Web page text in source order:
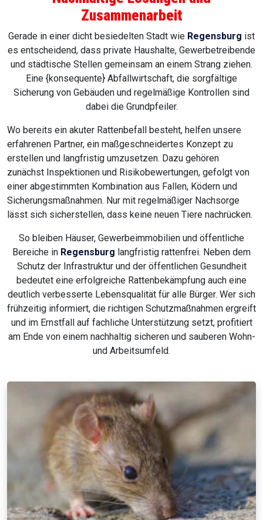
Zusammenarbeit
Gerade in einer dicht besiedelten Stadt wie Regensburg ist
es entscheidend, dass private Haushalte, Gewerbetreibende
und städtische Stellen gemeinsam an einem Strang ziehen.
Eine {konsequente} Abfallwirtschaft, die sorgfältige
Sicherung von Gebäuden und regelmäßige Kontrollen sind
dabei die Grundpfeiler.
Wo bereits ein akuter Rattenbefall besteht, helfen unsere
erfahrenen Partner, ein maßgeschneidertes Konzept zu
erstellen und langfristig umzusetzen. Dazu gehören
zunächst Inspektionen und Risikobewertungen, gefolgt von
einer abgestimmten Kombination aus Fallen, Ködern und
Sicherungsmaßnahmen. Nur mit regelmäßiger Nachsorge
lässt sich sicherstellen, dass keine neuen Tiere nachrücken.
So bleiben Häuser, Gewerbeimmobilien und öffentliche
Bereiche in Regensburg langfristig rattenfrei. Neben dem
Schutz der Infrastruktur und der öffentlichen Gesundheit
bedeutet eine erfolgreiche Rattenbekämpfung auch eine
deutlich verbesserte Lebensqualität für alle Bürger. Wer sich
frühzeitig informiert, die richtigen Schutzmaßnahmen ergreift
und im Ernstfall auf fachliche Unterstützung setzt, profitiert
am Ende von einem nachhaltig sicheren und sauberen Wohn-
und Arbeitsumfeld.